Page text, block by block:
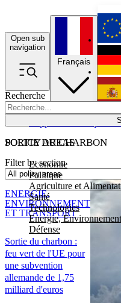
Open sub
navigation
Recherche
POLICY AREAS
Economie
Politique
Agriculture et
Santé
Technologies
Energie,
Défense
Français
SORTIE DU CHARBON
Filter by section
Sortie du charbon :
feu vert de l'UE pour
une subvention
allemande de 1,75
milliard d'euros
ENERGIE,
ENVIRONNEMENT
ET TRANSPORT